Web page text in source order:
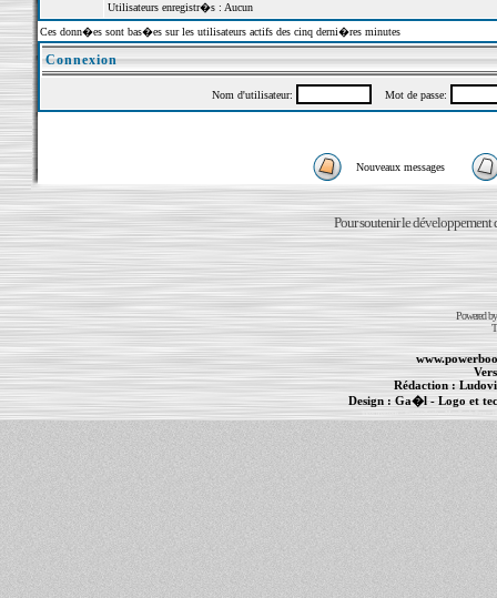
Utilisateurs enregistr�s : Aucun
Ces donn�es sont bas�es sur les utilisateurs actifs des cinq derni�res minutes
Connexion
Nom d'utilisateur: Mot de passe:
Nouveaux messages
Pour soutenir le développement
Powered
Rédaction :
Design : Ga�l- Logo et